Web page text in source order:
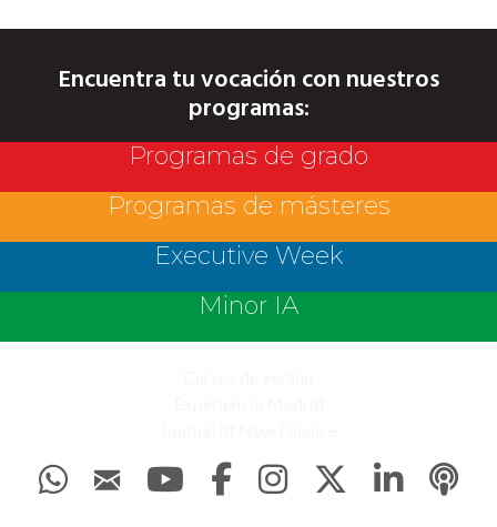
Encuentra tu vocación con nuestros
programas:
Programas de grado
Programas de másteres
Executive Week
Minor IA